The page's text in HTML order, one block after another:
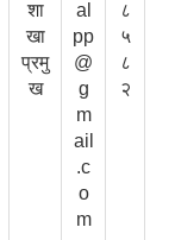
शा
खा
प्रमु
ख
al
pp
@
g
m
ail
.c
o
m
८
५
८
२